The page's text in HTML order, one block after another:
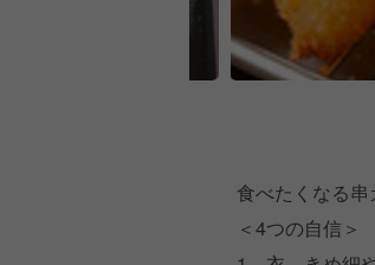
食べたくなる串
＜4つの自信＞